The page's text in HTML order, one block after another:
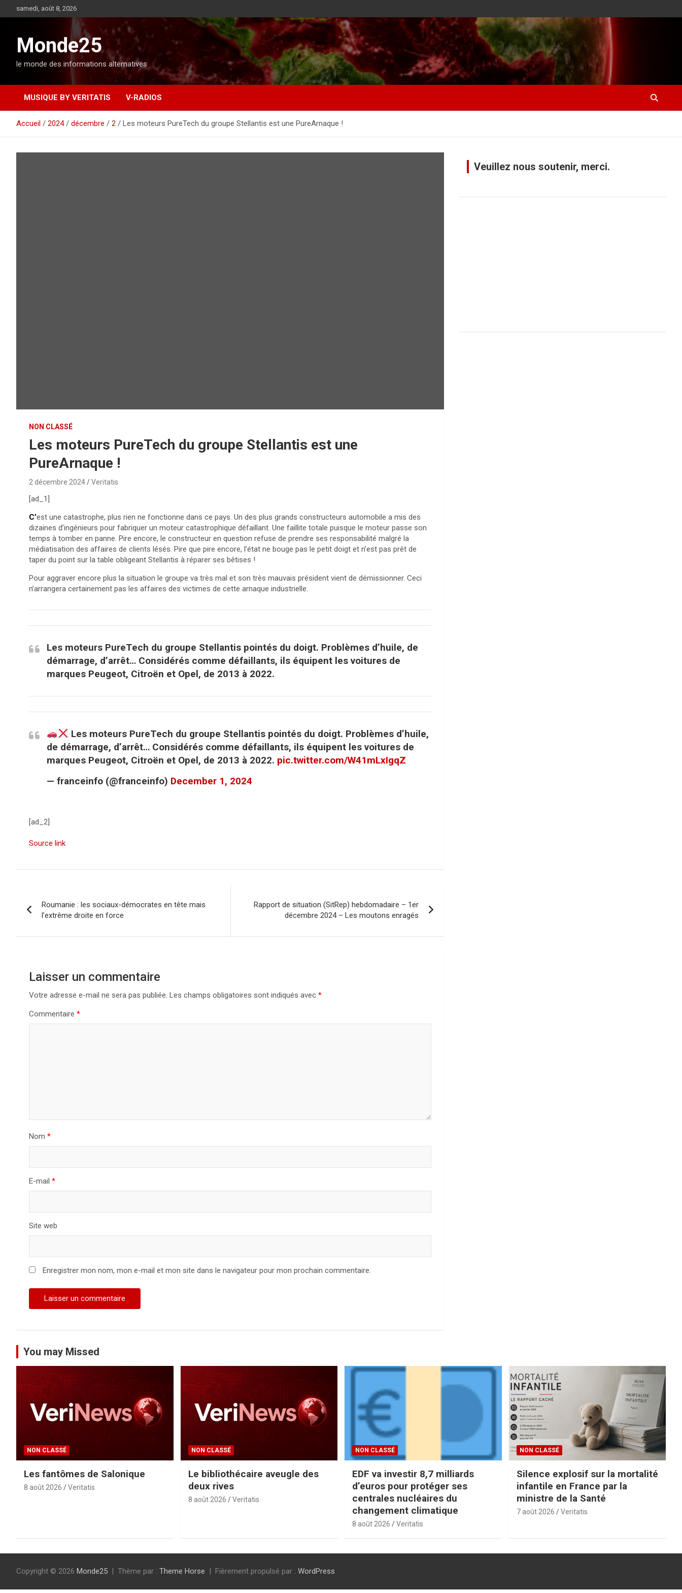
l
t
samedi, août 8, 2026
Monde25
le monde des informations alternatives
MUSIQUE BY VERITATIS V-RADIOS
Accueil 2024 décembre 2 Les moteurs PureTech du groupe Stellantis est une PureArnaque !
NON CLASSÉ
Les moteurs PureTech du groupe Stellantis est une
PureArnaque !
2 décembre 2024 Veritatis
[ad_1]
C’est une catastrophe, plus rien ne fonctionne dans ce pays. Un des plus grands constructeurs automobile a mis des
dizaines d’ingénieurs pour fabriquer un moteur catastrophique défaillant. Une faillite totale puisque le moteur passe son
temps à tomber en panne. Pire encore, le constructeur en question refuse de prendre ses responsabilité malgré la
médiatisation des affaires de clients lésés. Pire que pire encore, l’état ne bouge pas le petit doigt et n’est pas prêt de
taper du point sur la table obligeant Stellantis à réparer ses bêtises !
Pour aggraver encore plus la situation le groupe va très mal et son très mauvais président vient de démissionner. Ceci
n’arrangera certainement pas les affaires des victimes de cette arnaque industrielle.
Les moteurs PureTech du groupe Stellantis pointés du doigt. Problèmes d’huile, de
démarrage, d’arrêt… Considérés comme défaillants, ils équipent les voitures de
marques Peugeot, Citroën et Opel, de 2013 à 2022.
Les moteurs PureTech du groupe Stellantis pointés du doigt. Problèmes d’huile,
de démarrage, d’arrêt… Considérés comme défaillants, ils équipent les voitures de
marques Peugeot, Citroën et Opel, de 2013 à 2022. pic.twitter.com/W41mLxIgqZ
— franceinfo (@franceinfo) December 1, 2024
[ad_2]
Source link
v
Roumanie : les sociaux-démocrates en tête mais
l’extrême droite en force
Rapport de situation (SitRep) hebdomadaire – 1er
décembre 2024 – Les moutons enragés
Laisser un commentaire
Votre adresse e-mail ne sera pas publiée. Les champs obligatoires sont indiqués avec *
Commentaire *
Nom *
E-mail *
Site web
Enregistrer mon nom, mon e-mail et mon site dans le navigateur pour mon prochain commentaire.
Veuillez nous soutenir, merci.
You may Missed
NON CLASSÉ
Les fantômes de Salonique
8 août 2026 Veritatis
NON CLASSÉ
Le bibliothécaire aveugle des
deux rives
8 août 2026 Veritatis
NON CLASSÉ
EDF va investir 8,7 milliards
d’euros pour protéger ses
centrales nucléaires du
changement climatique
8 août 2026 Veritatis
NON CLASSÉ
Silence explosif sur la mortalité
infantile en France par la
ministre de la Santé
7 août 2026 Veritatis
Copyright © 2026 Monde25 Thème par : Theme Horse Fièrement propulsé par : WordPress